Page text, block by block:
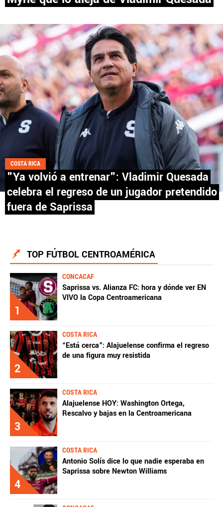
PANAMÁ
NICARAGUA
CONCACAF
FÚTBOL INTERNACIONAL
QUIENES SOMOS STAFF
Términos y Condiciones
Políticas de Privacidad
Política Editorial
Ad Choices
una compañía perteneciente a Better Collective.
COSTA RICA
"Ya volvió a entrenar": Vladimir Quesada
celebra el regreso de un jugador pretendido
fuera de Saprissa
TOP FÚTBOL CENTROAMÉRICA
1
CONCACAF
Saprissa vs. Alianza FC: hora y dónde ver EN
VIVO la Copa Centroamericana
2
COSTA RICA
“Está cerca”: Alajuelense confirma el regreso
de una figura muy resistida
3
COSTA RICA
Alajuelense HOY: Washington Ortega,
Rescalvo y bajas en la Centroamericana
4
COSTA RICA
Antonio Solís dice lo que nadie esperaba en
Saprissa sobre Newton Williams